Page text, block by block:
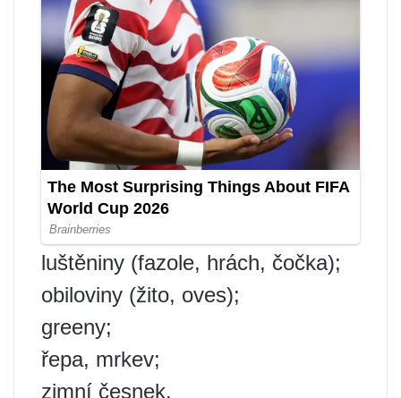
luštěniny (fazole, hrách, čočka);
obiloviny (žito, oves);
greeny;
řepa, mrkev;
zimní česnek.